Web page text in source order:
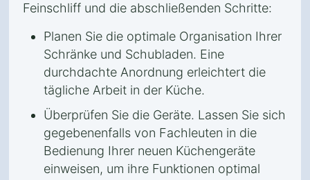
Feinschliff und die abschließenden Schritte:
Planen Sie die optimale Organisation Ihrer
Schränke und Schubladen. Eine
durchdachte Anordnung erleichtert die
tägliche Arbeit in der Küche.
Überprüfen Sie die Geräte. Lassen Sie sich
gegebenenfalls von Fachleuten in die
Bedienung Ihrer neuen Küchengeräte
einweisen, um ihre Funktionen optimal